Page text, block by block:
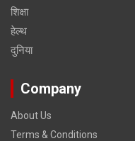
शिक्षा
हेल्‍थ
दुनिया
Company
About Us
Terms & Conditions